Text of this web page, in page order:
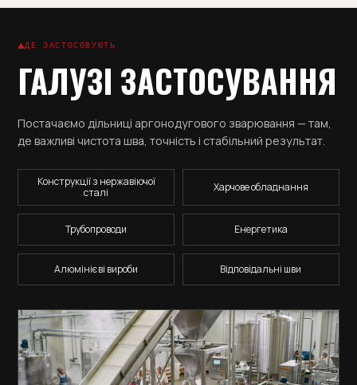
ДЕ ЗАСТОСОВУЮТЬ
ГАЛУЗІ ЗАСТОСУВАННЯ
Постачаємо дільниці аргонодугового зварювання — там,
де важливі чистота шва, точність і стабільний результат.
Конструкції з нержавіючої
сталі
Харчове обладнання
Трубопроводи Енергетика
Алюмінієві вироби Відповідальні шви